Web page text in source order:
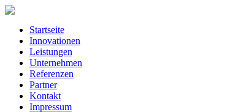
Startseite
Innovationen
Leistungen
Unternehmen
Referenzen
Partner
Kontakt
Impressum